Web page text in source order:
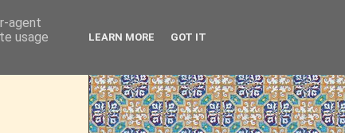
agent
usage
LEARN MORE GOT IT